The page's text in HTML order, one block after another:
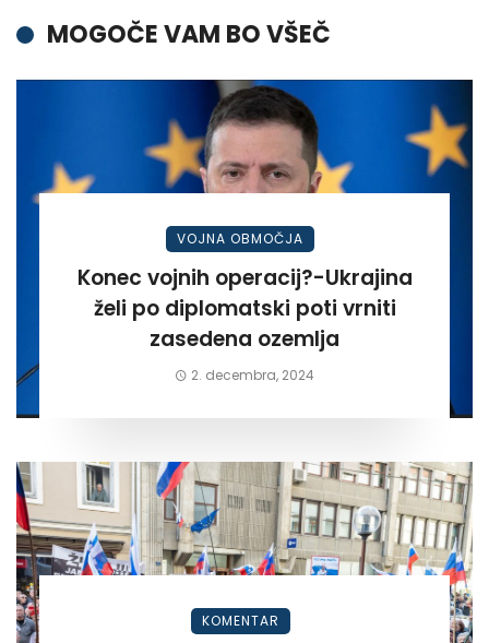
MOGOČE VAM BO VŠEČ
VOJNA OBMOČJA
Konec vojnih operacij?-Ukrajina
želi po diplomatski poti vrniti
zasedena ozemlja
2. decembra, 2024
KOMENTAR